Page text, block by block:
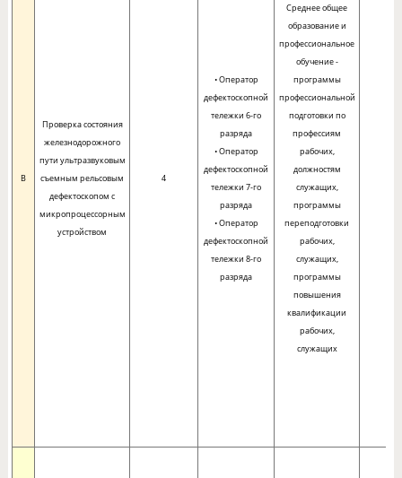
B
Проверка состояния
железнодорожного
пути ультразвуковым
съемным рельсовым
дефектоскопом с
микропроцессорным
устройством
4
• Оператор
дефектоскопной
тележки 6-го
разряда
• Оператор
дефектоскопной
тележки 7-го
разряда
• Оператор
дефектоскопной
тележки 8-го
разряда
Среднее общее
образование и
профессиональное
обучение -
программы
профессиональной
подготовки по
профессиям
рабочих,
должностям
служащих,
программы
переподготовки
рабочих,
служащих,
программы
повышения
квалификации
рабочих,
служащих